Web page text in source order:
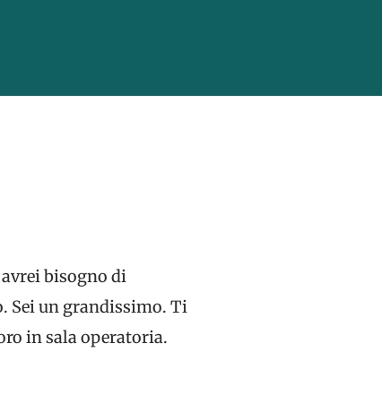
bisogno di
Sei un grandissimo. Ti
in sala operatoria.